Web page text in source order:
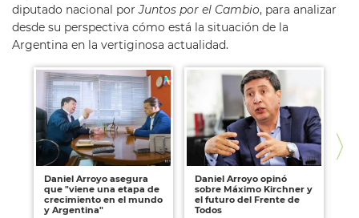
diputado nacional porJuntos por el Cambio, para analizar
desde su perspectiva cómo está la situación de la
Argentina en la vertiginosa actualidad.
Daniel Arroyo asegura
que "viene una etapa de
crecimiento en el mundo
y Argentina"
Daniel Arroyo opinó
sobre Máximo Kirchner y
el futuro del Frente de
Todos